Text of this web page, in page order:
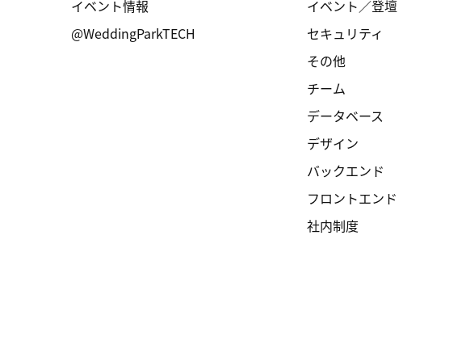
イベント／登壇
セキュリティ
その他
チーム
データベース
デザイン
バックエンド
フロントエンド
社内制度
イベント情報
@WeddingParkTECH